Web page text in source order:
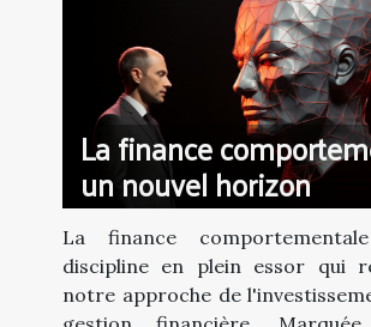
La finance
un nouvel horizon
La finance
discipline en plein essor qui
notre approche de